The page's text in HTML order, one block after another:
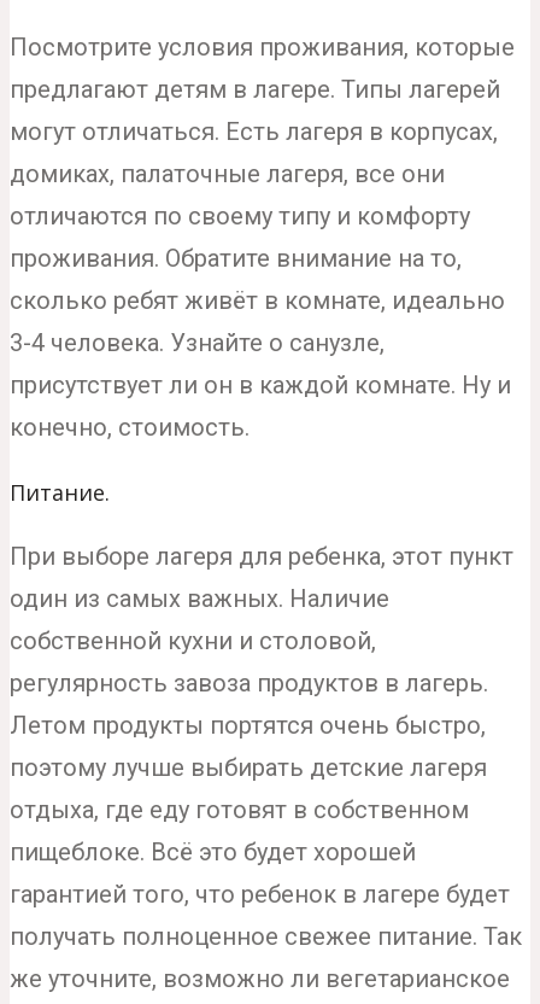
Посмотрите условия проживания, которые
предлагают детям в лагере. Типы лагерей
могут отличаться. Есть лагеря в корпусах,
домиках, палаточные лагеря, все они
отличаются по своему типу и комфорту
проживания. Обратите внимание на то,
сколько ребят живёт в комнате, идеально
3-4 человека. Узнайте о санузле,
присутствует ли он в каждой комнате. Ну и
конечно, стоимость.
Питание.
При выборе лагеря для ребенка, этот пункт
один из самых важных. Наличие
собственной кухни и столовой,
регулярность завоза продуктов в лагерь.
Летом продукты портятся очень быстро,
поэтому лучше выбирать детские лагеря
отдыха, где еду готовят в собственном
пищеблоке. Всё это будет хорошей
гарантией того, что ребенок в лагере будет
получать полноценное свежее питание. Так
же уточните, возможно ли вегетарианское